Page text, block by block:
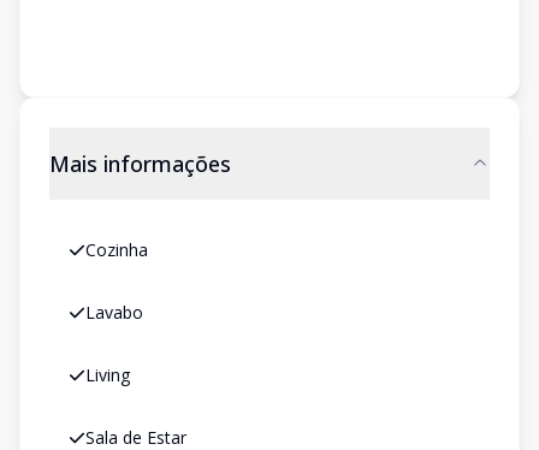
Mais informações
Cozinha
Lavabo
Living
Sala de Estar